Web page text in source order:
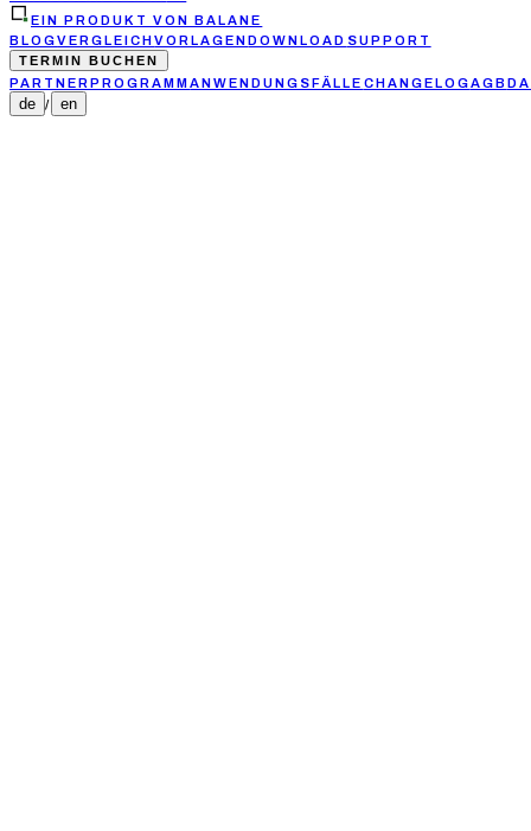
EIN PRODUKT VON BALANE
BLOGVERGLEICHVORLAGEN DOWNLOAD SUPPORT
TERMIN BUCHEN
PARTNERPROGRAMMANWENDUNGSFÄLLE CHANGELOGAGB
de / en